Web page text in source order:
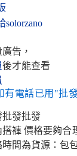
solorzano
告，
後才能查看
有電話已用"批
批發批發
褲 價格要夠合
間為貨源：包